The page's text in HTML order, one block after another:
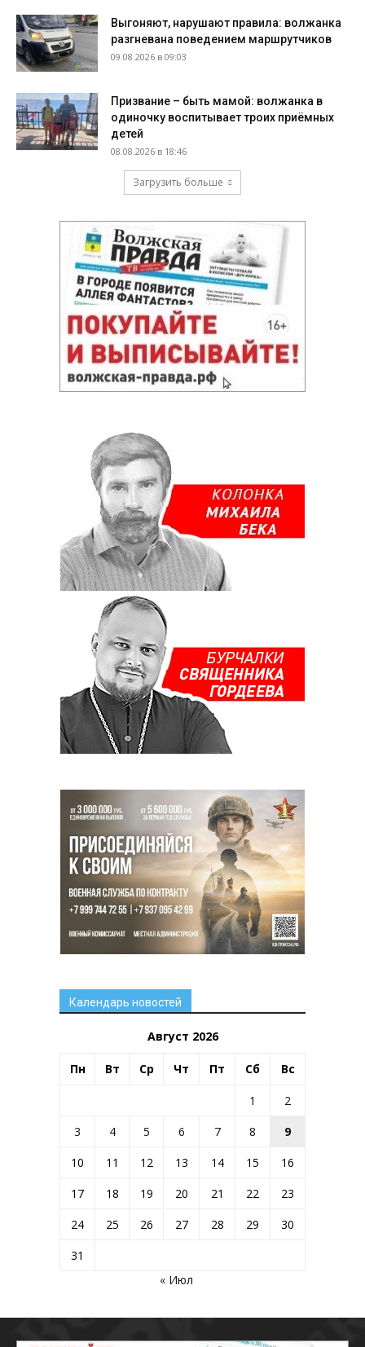
Выгоняют, нарушают правила: волжанка
разгневана поведением маршрутчиков
09.08.2026 в 09:03
Призвание – быть мамой: волжанка в
одиночку воспитывает троих приёмных
детей
08.08.2026 в 18:46
Загрузить больше
Календарь новостей
Август 2026
Пн Вт Ср Чт Пт Сб Вс
1
2
3
4 5 6 7 8
9
10
11 12 13 14 15
16
17
18 19 20 21 22
23
24
25 26 27 28 29
30
31
« Июл